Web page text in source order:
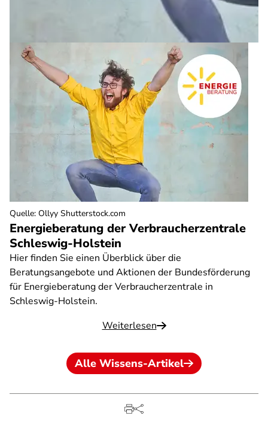
Energieberatung der Verbraucherzentrale
Schleswig-Holstein
Hier finden Sie einen Überblick über die
Beratungsangebote und Aktionen der Bundesförderung
für Energieberatung der Verbraucherzentrale in
Schleswig-Holstein.
Weiterlesen
Quelle: Ollyy Shutterstock.com
Alle Wissens-Artikel